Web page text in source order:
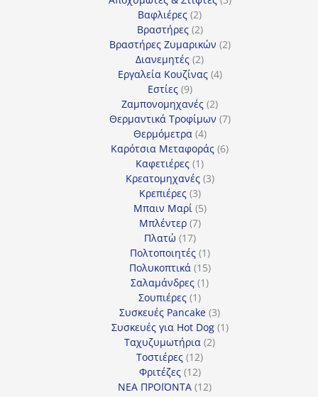
Βαφλιέρες 22
προϊόντα
Βραστήρες 22
προϊόντα
Βραστήρες Ζυμαρικών 22
Διανεμητές 22
προϊόντα
Εργαλεία Κουζίνας 44
Εστίες 99
προϊόντα
Ζαμπονομηχανές 22
προϊόντα
Θερμαντικά Τροφίμων 77
Θερμόμετρα 44
προϊόντα
Καρότσια Μεταφοράς 66
Καφετιέρες 11
προϊόν
Κρεατομηχανές 33
Κρεπιέρες 33
προϊόντα
Μπαιν Μαρί 55
Μπλέντερ 77
Πλατώ 1717
προϊόντα
Πολτοποιητές 11
προϊόν
Πολυκοπτικά 1515
προϊόντα
Σαλαμάνδρες 11
Σουπιέρες 11
προϊόν
Συσκευές Pancake 33
προϊόντα
Συσκευές για Hot Dog 11
Ταχυζυμωτήρια 22
Τοστιέρες 1212
προϊόντα
Φριτέζες 1212
προϊόντα
ΝΕΑ ΠΡΟΪΟΝΤΑ 1212